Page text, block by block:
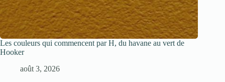
Les couleurs qui commencent par H, du havane au vert de
Hooker
août 3, 2026